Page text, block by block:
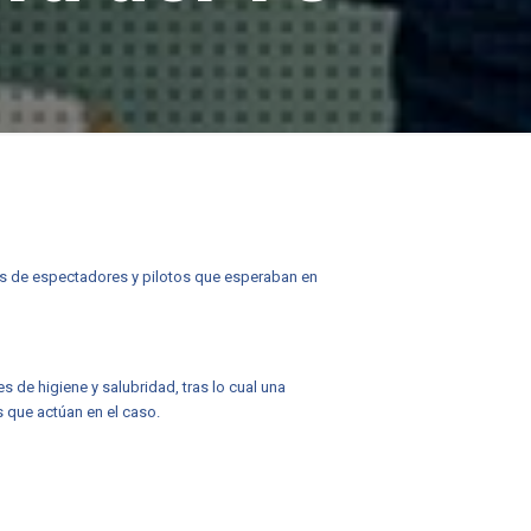
de espectadores y pilotos que esperaban en
de higiene y salubridad, tras lo cual una
actúan en el caso.